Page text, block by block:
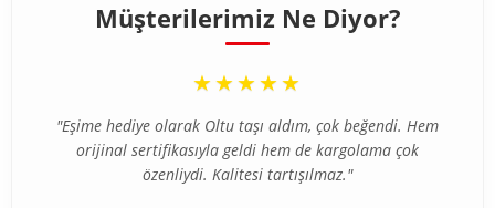
Müşterilerimiz Ne Diyor?
“
★★★★★
"Eşime hediye olarak Oltu taşı aldım, çok beğendi. Hem
orijinal sertifikasıyla geldi hem de kargolama çok
özenliydi. Kalitesi tartışılmaz."